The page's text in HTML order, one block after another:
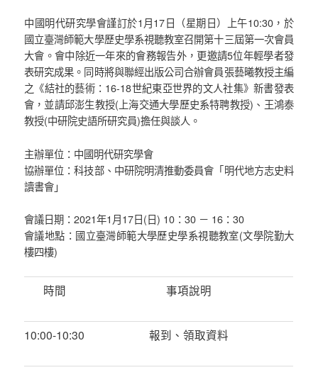
中國明代研究學會謹訂於1月17日（星期日）上午10:30，於
國立臺灣師範大學歷史學系視聽教室召開第十三屆第一次會員
大會。會中除近一年來的會務報告外，更邀請5位年輕學者發
表研究成果。同時將與聯經出版公司合辦會員張藝曦教授主編
之《結社的藝術：16-18世紀東亞世界的文人社集》新書發表
會，並請邱澎生教授(上海交通大學歷史系特聘教授)、王鴻泰
教授(中研院史語所研究員)擔任與談人。
主辦單位：中國明代研究學會
協辦單位：科技部、中研院明清推動委員會「明代地方志史料
讀書會」
會議日期：2021年1月17日(日) 10：30 － 16：30
會議地點：國立臺灣師範大學歷史學系視聽教室(文學院勤大
樓四樓)
時間 事項說明
10:00-10:30 報到、領取資料